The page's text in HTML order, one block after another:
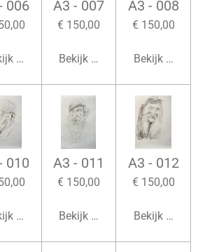
006
details
A3 - 007
€ 150,00
Bekijk details
A3 - 008
€ 150,00
Bekijk details
010
details
A3 - 011
€ 150,00
Bekijk details
A3 - 012
€ 150,00
Bekijk details